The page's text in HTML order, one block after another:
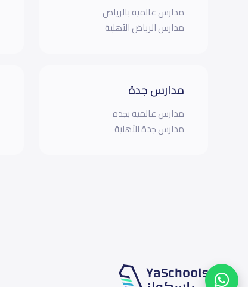
مدارس عالمية بالرياض
مدارس الرياض الأهلية
مدارس جدة
مدارس عالمية بجده
مدارس جدة الأهلية